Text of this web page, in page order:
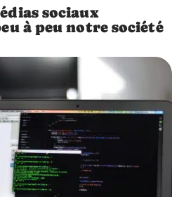
sociaux
à peu notre société